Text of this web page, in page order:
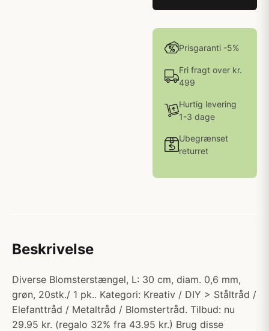
Prisgaranti -5%
Fri fragt over kr.
499
Hurtig levering
1-3 dage
Ubegrænset
returret
Beskrivelse
Diverse Blomsterstængel, L: 30 cm, diam. 0,6 mm,
grøn, 20stk./ 1 pk.. Kategori: Kreativ / DIY > Ståltråd /
Elefanttråd / Metaltråd / Blomstertråd. Tilbud: nu
29.95 kr. (regalo 32% fra 43.95 kr.) Brug disse